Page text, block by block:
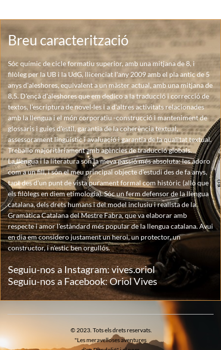
Breu caracterització
Sóc químic de cicle formatiu superior, amb una mitjana de 8, i
filòleg per la UB i la UdG, llicenciat l'any 2009 amb el pla antic de 5
anys d'aleshores, equivalent a un màster actual, amb una mitjana de
8,5. D'ençà d'aleshores que em dedico a la traducció i correcció de
textos, l'escriptura de novel·les i a d'altres activitats relacionades
amb la llengua i el món corporatiu -construcció i manteniment de
glossaris i guies d'estil, garantia de la coherència textual,
assessorament lingüístic i avaluació i garantia de la qualitat textual.
Treballo majoritàriament amb agències de traducció globals.
La llengua i la literatura són la meva passió més absoluta: les adoro
com a un fill, i són el meu principal objecte d'estudi des de fa anys,
tant des d'un punt de vista purament formal com històric (allò que
els filòlegs en diem etimologia). Sóc un ferm defensor de la llengua
catalana, dels drets humans i del model inclusiu i realista de la
Gramàtica Catalanadel Mestre Fabra, que va elaborar amb
respecte i amor l'estàndard més popular de la llengua catalana. Avui
en dia em considero justament un heroi, un protector, un
constructor, i n'estic ben orgullós.
Seguiu-nos a Instagram: vives.oriol
Seguiu-nos a Facebook: Oriol Vives
© 2023. Tots els drets reservats.
"Les meravelloses aventures